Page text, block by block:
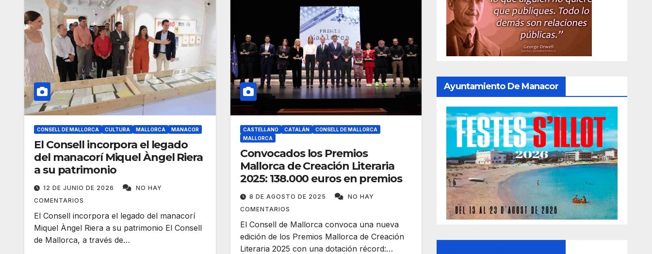
CONSELL DE MALLORCA CULTURA MALLORCA MANACOR
El Consell incorpora el legado
del manacorí Miquel Àngel Riera
a su patrimonio
12 DE JUNIO DE 2026
NO HAY
COMENTARIOS
El Consell incorpora el legado del manacorí
Miquel Àngel Riera a su patrimonio El Consell
de Mallorca, a través de…
CASTELLANO CATALÁN
CONSELL DE MALLORCA
MALLORCA
Convocados los Premios
Mallorca de Creación Literaria
2025: 138.000 euros en premios
8 DE AGOSTO DE 2025
NO HAY
COMENTARIOS
El Consell de Mallorca convoca una nueva
edición de los Premios Mallorca de Creación
Literaria 2025 con una dotación récord:…
Ayuntamiento De Manacor